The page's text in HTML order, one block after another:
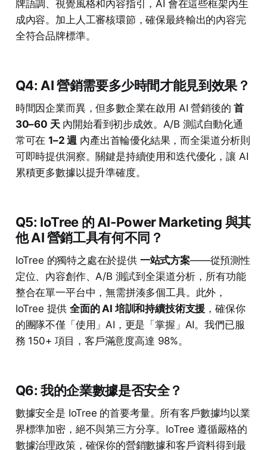
牌語調、視覺風格和內容指引，AI 會在這些框架內生
成內容。加上人工審核環節，確保最終輸出的內容完
全符合品牌標準。
Q4: AI 營銷需要多少時間才能見到效果？
時間因企業而異，但多數企業在啟用 AI 營銷後的首
30–60 天內開始看到初步成效。A/B 測試自動化通
常可在1–2 週 內產出首輪優化結果，而全渠道分析則
可即時提供洞察。關鍵是持續使用和迭代優化，讓 AI
累積更多數據以提升準確度。
Q5: IoTree 的 AI-Power Marketing 與其
他 AI 營銷工具有何不同？
IoTree 的獨特之處在於提供 一站式方案——從預測性
定位、內容創作、A/B 測試到全渠道分析，所有功能
整合在單一平台中，無需拼湊多個工具。此外，
IoTree 提供全面的 AI 培訓和持續技術支援 ，確保你
的團隊不僅「使用」AI，更是「掌握」AI。我們已服
務 150+ 項目，客戶滿意度高達 98%。
Q6: 我的企業數據是否安全？
數據安全是 IoTree 的首要考量。所有客戶數據均以業
界標準加密，絕不與第三方分享。IoTree 遵循嚴格的
數據治理政策，確保你的營銷數據和客戶資料得到最